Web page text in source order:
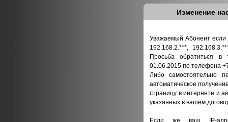
Изменение
Уважаемый Абонент
192.168.2.***,
Просьба обратиться в
01.06.2015 по телефона
Либо самостоятельно
автоматическое
страницу в интернете и
указанных в вашем
Если же ваш IP-